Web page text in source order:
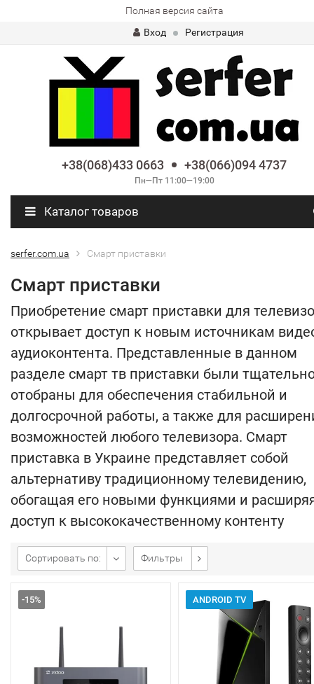
Полная версия сайта
Вход
Регистрация
+38(068)433 0663 +38(066)094 4737
Пн—Пт 11:00—19:00
Каталог товаров
serfer.com.ua Cмарт приставки
Cмарт приставки
Приобретение смарт приставки для
открывает доступ к новым источникам
аудиоконтента. Представленные в данном
разделе смарт тв приставки были
отобраны для обеспечения стабильной и
долгосрочной работы, а также для
возможностей любого телевизора. Смарт
приставка в Украине представляет собой
альтернативу традиционному телевидению,
обогащая его новыми функциями и
доступ к высококачественному контенту
Сортировать по: Фильтры
-15% ANDROID TV